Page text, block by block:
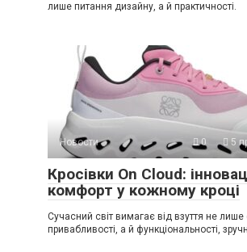
лише питання дизайну, а й практичності.
Новости 0 5
Кросівки On Cloud:
комфорт у кожному кроці
Сучасний світ вимагає від взуття не лише
привабливості, а й функціональності,